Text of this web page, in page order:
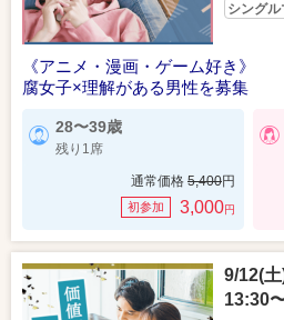
シング
《アニメ・漫画・ゲーム好き》
腐女子×理解がある男性を募集
28〜39歳
残り1席
通常価格 5,400円
初参加 3,000円
9/12(
13:30